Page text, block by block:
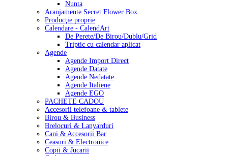
Nunta
Aranjamente Secret Flower Box
Producţie proprie
Calendare - CalendArt
De Perete/De Birou/Dublu/Grid
Triptic cu calendar aplicat
Agende
Agende Import Direct
Agende Datate
Agende Nedatate
Agende Italiene
Agende EGO
PACHETE CADOU
Accesorii telefoane & tablete
Birou & Business
Brelocuri & Lanyarduri
Cani & Accesorii Bar
Ceasuri & Electronice
Copii & Jucarii